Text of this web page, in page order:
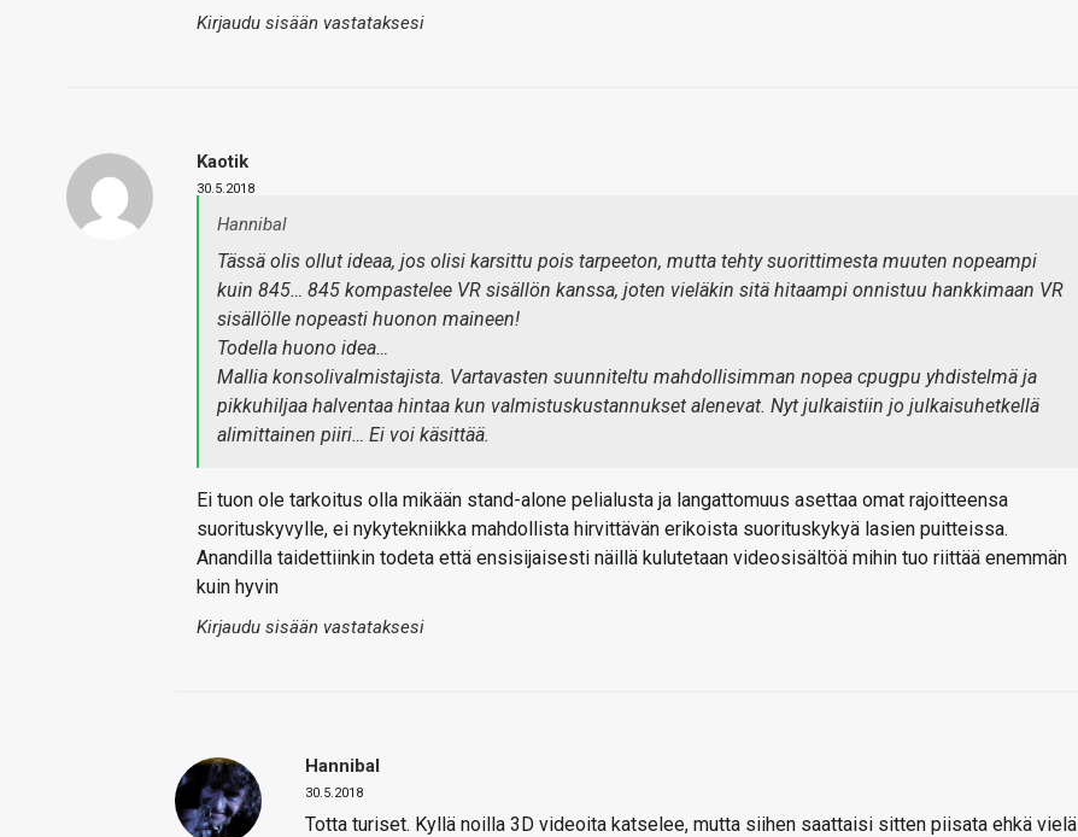
Kirjaudu sisään vastataksesi
Kaotik
30.5.2018
Hannibal
Tässä olis ollut ideaa, jos olisi karsittu pois tarpeeton, mutta tehty suorittimesta muuten nopeampi
kuin 845… 845 kompastelee VR sisällön kanssa, joten vieläkin sitä hitaampi onnistuu hankkimaan VR
sisällölle nopeasti huonon maineen!
Todella huono idea…
Mallia konsolivalmistajista. Vartavasten suunniteltu mahdollisimman nopea cpugpu yhdistelmä ja
pikkuhiljaa halventaa hintaa kun valmistuskustannukset alenevat. Nyt julkaistiin jo julkaisuhetkellä
alimittainen piiri… Ei voi käsittää.
Ei tuon ole tarkoitus olla mikään stand-alone pelialusta ja langattomuus asettaa omat rajoitteensa
suorituskyvylle, ei nykytekniikka mahdollista hirvittävän erikoista suorituskykyä lasien puitteissa.
Anandilla taidettiinkin todeta että ensisijaisesti näillä kulutetaan videosisältöä mihin tuo riittää enemmän
kuin hyvin
Kirjaudu sisään vastataksesi
Hannibal
30.5.2018
Totta turiset. Kyllä noilla 3D videoita katselee, mutta siihen saattaisi sitten piisata ehkä vielä